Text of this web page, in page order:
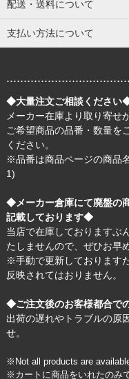
配送・送料について
支払い方法について
◆大量注文ご相談ください
メーカー在庫より取り寄せ
ご希望商品の品番・数量を
ください。
※品番は商品ページの商品
1)
◆メーカー倉庫にて廃盤の
記載しております◆
当店で在庫しておりますぶ
たしませんので、ぜひお早
※手動で更新しております
反映されてはおりません。
◆ご注文後のお客様都合で
出荷の遅れやトラブルの原
せ。
※Not all products are
※カートに商品をいれたのみ